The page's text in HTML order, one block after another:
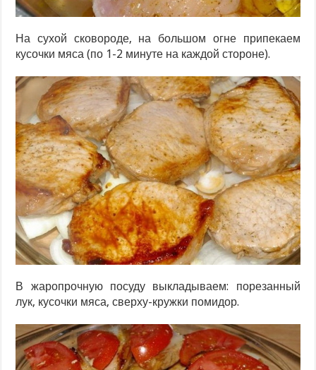
На сухой сковороде, на большом огне припекаем
кусочки мяса (по 1-2 минуте на каждой стороне).
В жаропрочную посуду выкладываем: порезанный
лук, кусочки мяса, сверху-кружки помидор.